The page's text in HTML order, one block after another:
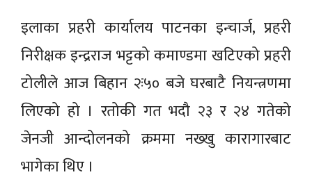
इलाका प्रहरी कार्यालय पाटनका इन्चार्ज, प्रहरी
निरीक्षक इन्द्रराज भट्टको कमाण्डमा खटिएको प्रहरी
टोलीले आज बिहान २ः५० बजे घरबाटै नियन्त्रणमा
लिएको हो । रतोकी गत भदौ २३ र २४ गतेको
जेनजी आन्दोलनको क्रममा नख्खु कारागारबाट
भागेका थिए ।